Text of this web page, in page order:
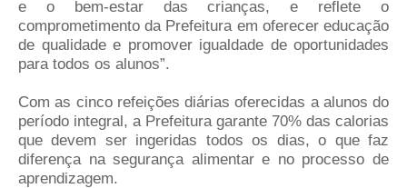
e o bem-estar das crianças, e reflete o
comprometimento da Prefeitura em oferecer educação
de qualidade e promover igualdade de oportunidades
para todos os alunos”.
Com as cinco refeições diárias oferecidas a alunos do
período integral, a Prefeitura garante 70% das calorias
que devem ser ingeridas todos os dias, o que faz
diferença na segurança alimentar e no processo de
aprendizagem.